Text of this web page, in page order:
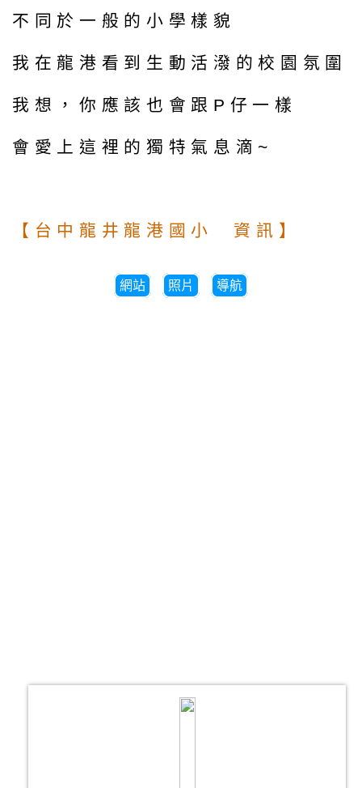
不同於一般的小學樣貌
我在龍港看到生動活潑的校園氛圍
我想，你應該也會跟P仔一樣
會愛上這裡的獨特氣息滴~
【台中龍井龍港國小 資訊】
網站 照片 導航